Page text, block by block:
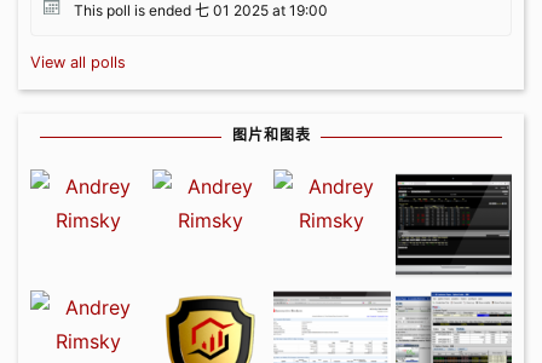
This poll is ended 七 01 2025 at 19:00
View all polls
图片和图表